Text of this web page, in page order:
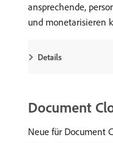
ansprechende,
und monetarisieren
Details
Document
Neue für Document